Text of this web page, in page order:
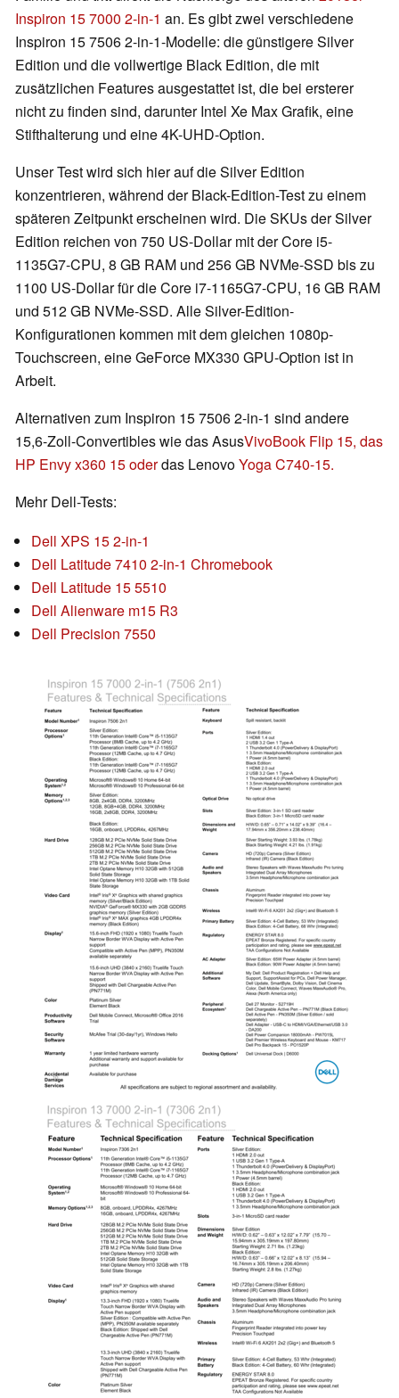
Inspiron 15 7000 2-in-1 an. Es gibt zwei verschiedene
Inspiron 15 7506 2-in-1-Modelle: die günstigere Silver
Edition und die vollwertige Black Edition, die mit
zusätzlichen Features ausgestattet ist, die bei ersterer
nicht zu finden sind, darunter Intel Xe Max Grafik, eine
Stifthalterung und eine 4K-UHD-Option.
Unser Test wird sich hier auf die Silver Edition
konzentrieren, während der Black-Edition-Test zu einem
späteren Zeitpunkt erscheinen wird. Die SKUs der Silver
Edition reichen von 750 US-Dollar mit der Core i5-
1135G7-CPU, 8 GB RAM und 256 GB NVMe-SSD bis zu
1100 US-Dollar für die Core i7-1165G7-CPU, 16 GB RAM
und 512 GB NVMe-SSD. Alle Silver-Edition-
Konfigurationen kommen mit dem gleichen 1080p-
Touchscreen, eine GeForce MX330 GPU-Option ist in
Arbeit.
Alternativen zum Inspiron 15 7506 2-in-1 sind andere
15,6-Zoll-Convertibles wie das AsusVivoBook Flip 15, das
HP Envy x360 15 oderdas LenovoYoga C740-15.
Mehr Dell-Tests:
Dell XPS 15 2-in-1
Dell Latitude 7410 2-in-1 Chromebook
Dell Latitude 15 5510
Dell Alienware m15 R3
Dell Precision 7550